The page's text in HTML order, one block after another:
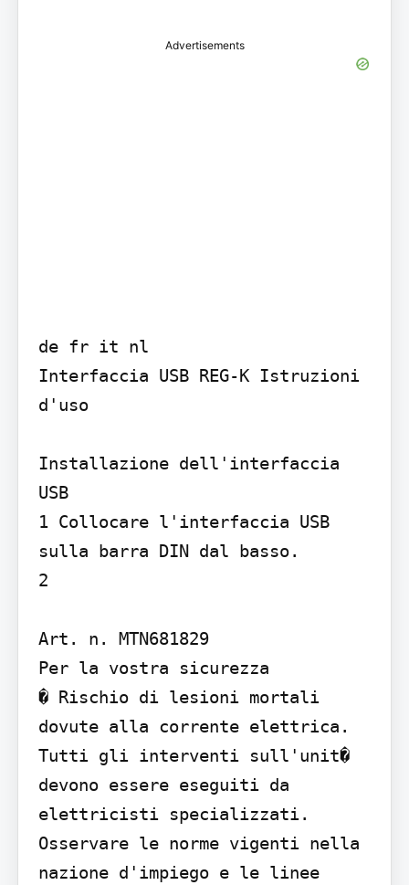
Advertisements
de fr it nl
Interfaccia USB REG-K Istruzioni
d'uso
Installazione dell'interfaccia
USB
1 Collocare l'interfaccia USB
sulla barra DIN dal basso.
2
Art. n. MTN681829
Per la vostra sicurezza
� Rischio di lesioni mortali
dovute alla corrente elettrica.
Tutti gli interventi sull'unit�
devono essere eseguiti da
elettricisti specializzati.
Osservare le norme vigenti nella
nazione d'impiego e le linee